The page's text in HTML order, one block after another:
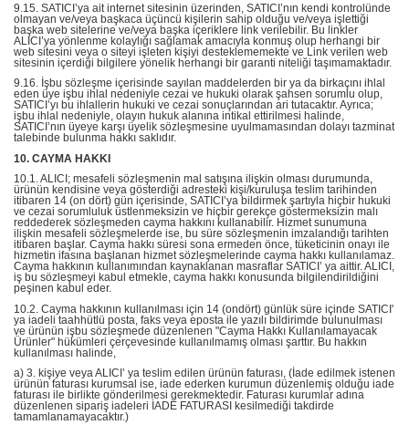
9.15. SATICI’ya ait internet sitesinin üzerinden, SATICI’nın kendi kontrolünde
olmayan ve/veya başkaca üçüncü kişilerin sahip olduğu ve/veya işlettiği
başka web sitelerine ve/veya başka içeriklere link verilebilir. Bu linkler
ALICI’ya yönlenme kolaylığı sağlamak amacıyla konmuş olup herhangi bir
web sitesini veya o siteyi işleten kişiyi desteklememekte ve Link verilen web
sitesinin içerdiği bilgilere yönelik herhangi bir garanti niteliği taşımamaktadır.
9.16. İşbu sözleşme içerisinde sayılan maddelerden bir ya da birkaçını ihlal
eden üye işbu ihlal nedeniyle cezai ve hukuki olarak şahsen sorumlu olup,
SATICI’yı bu ihlallerin hukuki ve cezai sonuçlarından ari tutacaktır. Ayrıca;
işbu ihlal nedeniyle, olayın hukuk alanına intikal ettirilmesi halinde,
SATICI’nın üyeye karşı üyelik sözleşmesine uyulmamasından dolayı tazminat
talebinde bulunma hakkı saklıdır.
10. CAYMA HAKKI
10.1. ALICI; mesafeli sözleşmenin mal satışına ilişkin olması durumunda,
ürünün kendisine veya gösterdiği adresteki kişi/kuruluşa teslim tarihinden
itibaren 14 (on dört) gün içerisinde, SATICI’ya bildirmek şartıyla hiçbir hukuki
ve cezai sorumluluk üstlenmeksizin ve hiçbir gerekçe göstermeksizin malı
reddederek sözleşmeden cayma hakkını kullanabilir. Hizmet sunumuna
ilişkin mesafeli sözleşmelerde ise, bu süre sözleşmenin imzalandığı tarihten
itibaren başlar. Cayma hakkı süresi sona ermeden önce, tüketicinin onayı ile
hizmetin ifasına başlanan hizmet sözleşmelerinde cayma hakkı kullanılamaz.
Cayma hakkının kullanımından kaynaklanan masraflar SATICI’ ya aittir. ALICI,
iş bu sözleşmeyi kabul etmekle, cayma hakkı konusunda bilgilendirildiğini
peşinen kabul eder.
10.2. Cayma hakkının kullanılması için 14 (ondört) günlük süre içinde SATICI'
ya iadeli taahhütlü posta, faks veya eposta ile yazılı bildirimde bulunulması
ve ürünün işbu sözleşmede düzenlenen "Cayma Hakkı Kullanılamayacak
Ürünler" hükümleri çerçevesinde kullanılmamış olması şarttır. Bu hakkın
kullanılması halinde,
a) 3. kişiye veya ALICI’ ya teslim edilen ürünün faturası, (İade edilmek istenen
ürünün faturası kurumsal ise, iade ederken kurumun düzenlemiş olduğu iade
faturası ile birlikte gönderilmesi gerekmektedir. Faturası kurumlar adına
düzenlenen sipariş iadeleri İADE FATURASI kesilmediği takdirde
tamamlanamayacaktır.)